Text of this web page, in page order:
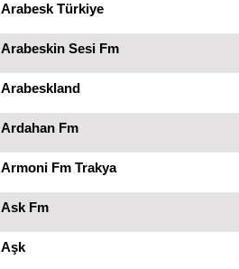
Arabesk Türkiye
Arabeskin Sesi Fm
Arabeskland
Ardahan Fm
Armoni Fm Trakya
Ask Fm
Aşk